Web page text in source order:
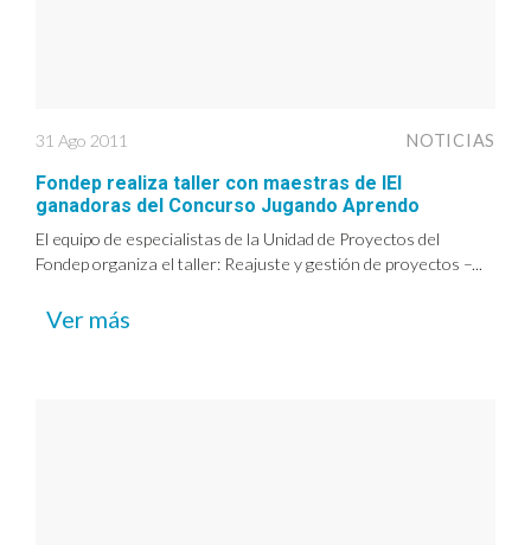
31 Ago 2011 NOTICIAS
Fondep realiza taller con maestras de IEI
ganadoras del Concurso Jugando Aprendo
El equipo de especialistas de la Unidad de Proyectos del
Fondep organiza el taller: Reajuste y gestión de proyectos –...
Ver más